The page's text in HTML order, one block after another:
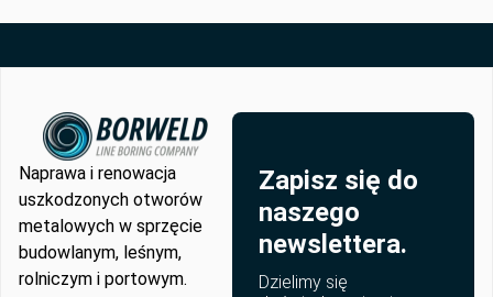
Naprawa i renowacja
uszkodzonych otworów
metalowych w sprzęcie
budowlanym, leśnym,
rolniczym i portowym.
Zapisz się do
naszego
newslettera.
Dzielimy się